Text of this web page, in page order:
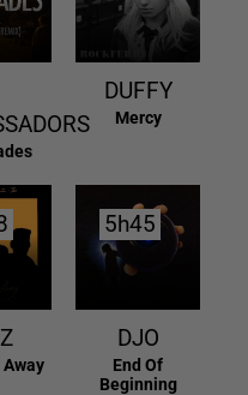
DUFFY
Mercy
Away
5h45
5h45
DJO
End Of
Beginning